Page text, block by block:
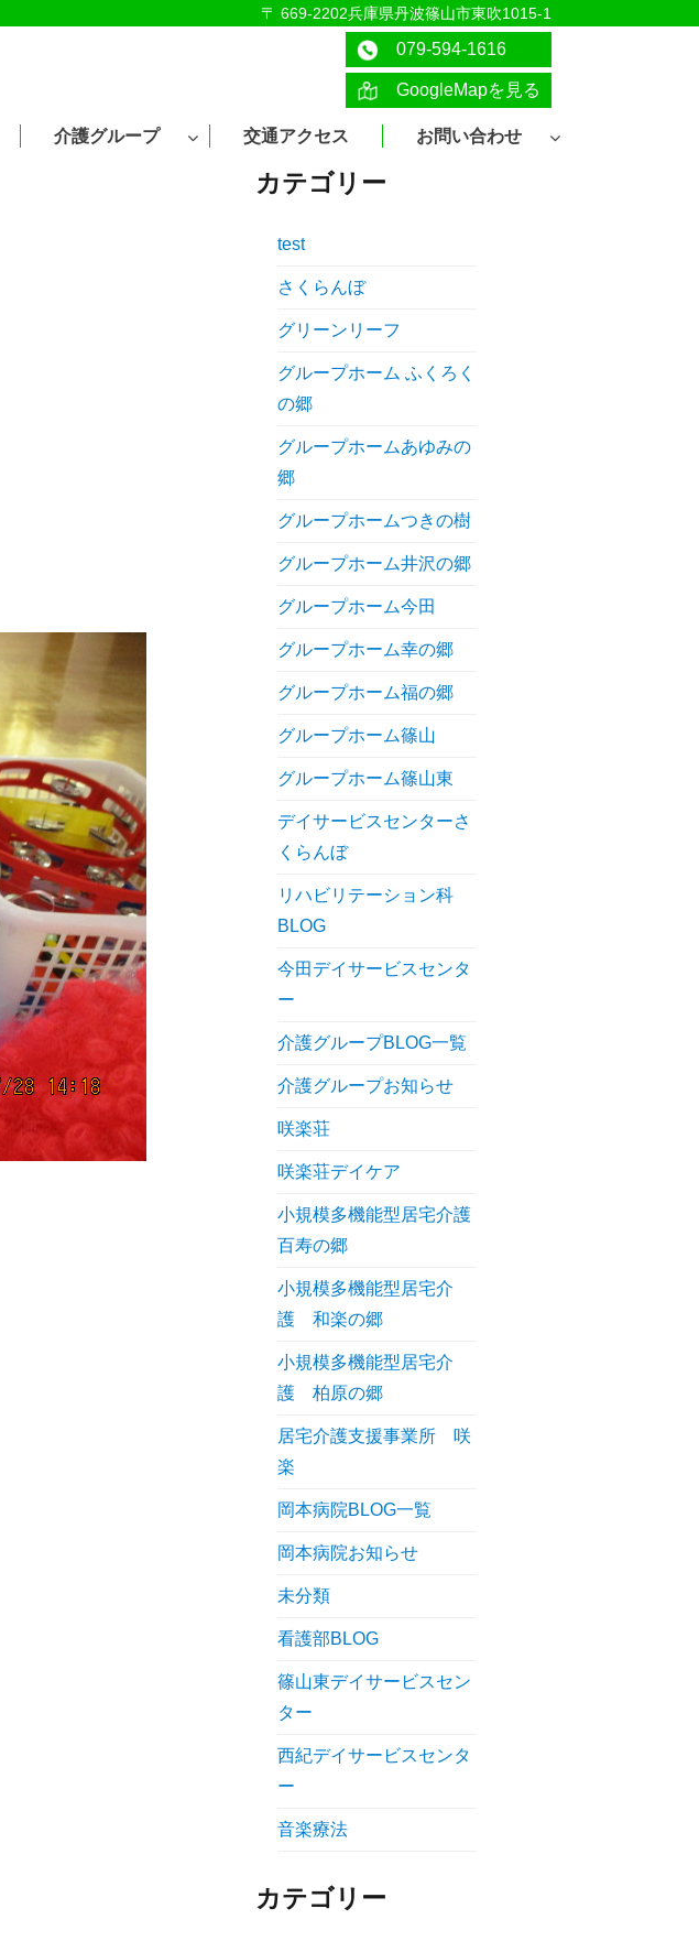
〒 669-2202兵庫県丹波篠山市東吹1015-1
079-594-1616
GoogleMapを見る
介護グループ 交通アクセス お問い合わせ
カテゴリー
test
さくらんぼ
グリーンリーフ
グループホーム ふくろく
の郷
グループホームあゆみの
郷
グループホームつきの樹
グループホーム井沢の郷
グループホーム今田
グループホーム幸の郷
グループホーム福の郷
グループホーム篠山
グループホーム篠山東
デイサービスセンターさ
くらんぼ
リハビリテーション科
BLOG
今田デイサービスセンタ
ー
介護グループBLOG一覧
介護グループお知らせ
咲楽荘
咲楽荘デイケア
小規模多機能型居宅介護
百寿の郷
小規模多機能型居宅介
護 和楽の郷
小規模多機能型居宅介
護 柏原の郷
居宅介護支援事業所 咲
楽
岡本病院BLOG一覧
岡本病院お知らせ
未分類
看護部BLOG
篠山東デイサービスセン
ター
西紀デイサービスセンタ
ー
音楽療法
カテゴリー